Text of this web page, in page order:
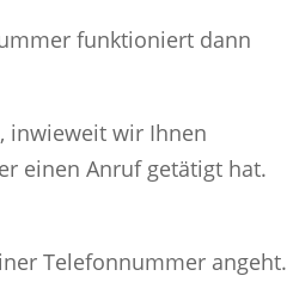
funktioniert dann
inwieweit wir Ihnen
einen Anruf getätigt hat.
Telefonnummer angeht.